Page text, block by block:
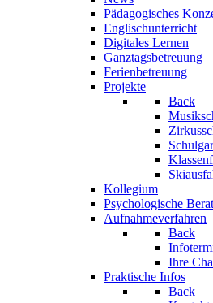
Pädagogisches
Englischunterricht
Digitales Lernen
Ganztagsbetreuung
Ferienbetreuung
Projekte
Back
Kollegium
Psychologische
Aufnahmeverfahren
Back
Ihre
Praktische Infos
Back